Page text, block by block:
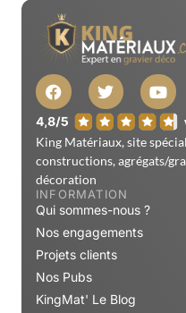
King Matériaux, site
constructions, agrégats/
décoration
INFORMATION
Qui sommes-nous ?
Nos engagements
Projets clients
Nos Pubs
KingMat' Le Blog